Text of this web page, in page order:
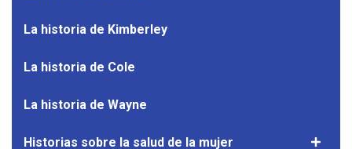
La historia de Kimberley
La historia de Cole
La historia de Wayne
Historias sobre la salud de la mujer